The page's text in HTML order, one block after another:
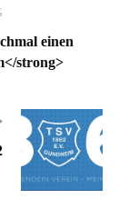
einen
strong>